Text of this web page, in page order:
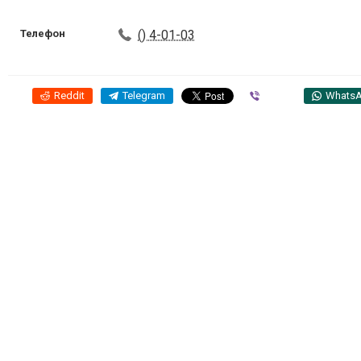
Телефон () 4-01-03
Reddit Telegram